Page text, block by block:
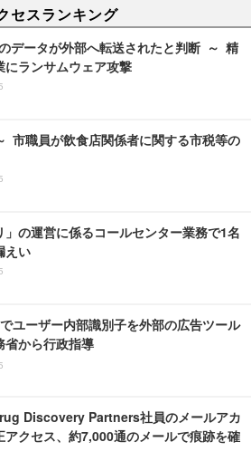
セスランキング
データが外部へ転送されたと判断 ～ 精
にランサムウェア攻撃
市職員が飲食店関係者に関する市税等の
」の運営に係るコールセンター業務で1名
えい
ユーザー内部識別子を外部の広告ツール
省から行政指導
Discovery Partners社員のメールアカ
アクセス、約7,000通のメールで痕跡を確